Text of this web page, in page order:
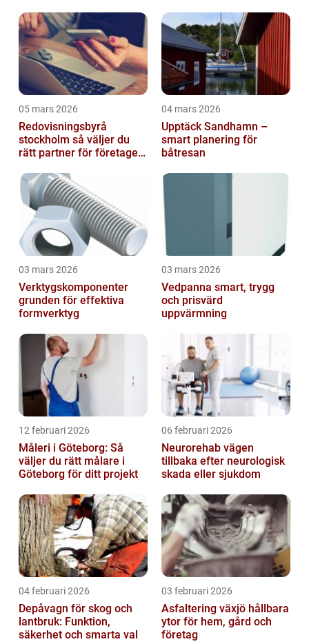
05 mars 2026
Redovisningsbyrå
stockholm så väljer du
rätt partner för företagets
04 mars 2026
Upptäck Sandhamn –
smart planering för
båtresan
03 mars 2026
Verktygskomponenter
grunden för effektiva
formverktyg
03 mars 2026
Vedpanna smart, trygg
och prisvärd
uppvärmning
12 februari 2026
Måleri i Göteborg: Så
väljer du rätt målare i
Göteborg för ditt projekt
06 februari 2026
Neurorehab vägen
tillbaka efter neurologisk
skada eller sjukdom
04 februari 2026
Depåvagn för skog och
lantbruk: Funktion,
säkerhet och smarta val
03 februari 2026
Asfaltering växjö hållbara
ytor för hem, gård och
företag